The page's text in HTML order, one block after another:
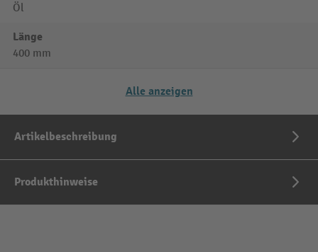
Öl
Länge
400 mm
Alle anzeigen
Artikelbeschreibung
Produkthinweise